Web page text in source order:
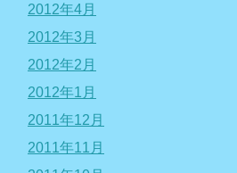
2012年4月
2012年3月
2012年2月
2012年1月
2011年12月
2011年11月